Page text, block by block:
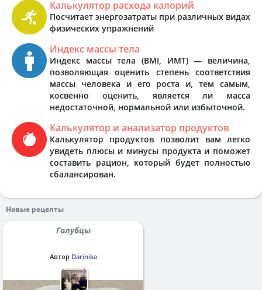
Калькулятор расхода калорий
Посчитает энергозатраты при различных видах
физических упражнений
Индекс массы тела
Индекс массы тела (BMI, ИМТ) — величина,
позволяющая оценить степень соответствия
массы человека и его роста и, тем самым,
косвенно оценить, является ли масса
недостаточной, нормальной или избыточной.
Калькулятор и анализатор продуктов
Калькулятор продуктов позволит вам легко
увидеть плюсы и минусы продукта и поможет
составить рацион, который будет полностью
сбалансирован.
Новые рецепты
Голубцы
Автор Darinika